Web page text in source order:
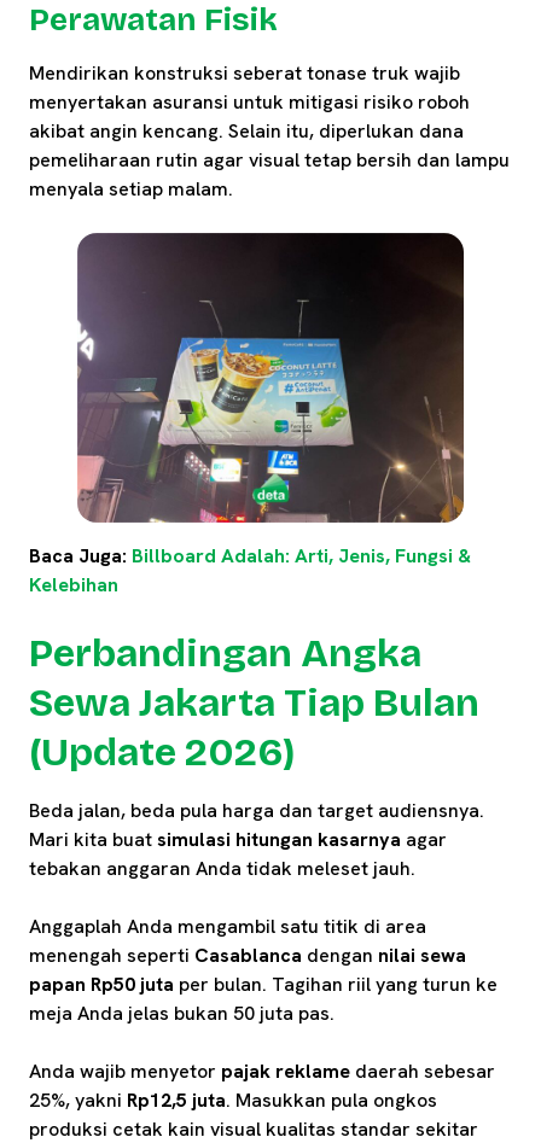
Perawatan Fisik
Mendirikan konstruksi seberat tonase truk wajib
menyertakan asuransi untuk mitigasi risiko roboh
akibat angin kencang. Selain itu, diperlukan dana
pemeliharaan rutin agar visual tetap bersih dan lampu
menyala setiap malam.
Baca Juga: Billboard Adalah: Arti, Jenis, Fungsi &
Kelebihan
Perbandingan Angka
Sewa Jakarta Tiap Bulan
(Update 2026)
Beda jalan, beda pula harga dan target audiensnya.
Mari kita buatsimulasi hitungan kasarnya agar
tebakan anggaran Anda tidak meleset jauh.
Anggaplah Anda mengambil satu titik di area
menengah seperti Casablanca dengan nilai sewa
papan Rp50 juta per bulan. Tagihan riil yang turun ke
meja Anda jelas bukan 50 juta pas.
Anda wajib menyetor pajak reklame daerah sebesar
25%, yakni Rp12,5 juta. Masukkan pula ongkos
produksi cetak kain visual kualitas standar sekitar